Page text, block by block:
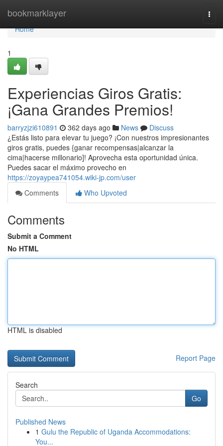
bookmarklayer
Home
Home
1
Experiencias Giros Gratis:
¡Gana Grandes Premios!
barryzjzi610891 362 days ago News
Discuss
¿Estás listo para elevar tu juego? ¡Con nuestros impresionantes
giros gratis, puedes {ganar recompensas|alcanzar la
cima|hacerse millonario]! Aprovecha esta oportunidad única.
Puedes sacar el máximo provecho en
https://zoyaypea741054.wiki-jp.com/user
Comments
Who Upvoted
Comments
Submit a Comment
No HTML
HTML is disabled
Report Page
Search
Go
Published News
1 Gulu the Republic of Uganda Accommodations:
You...